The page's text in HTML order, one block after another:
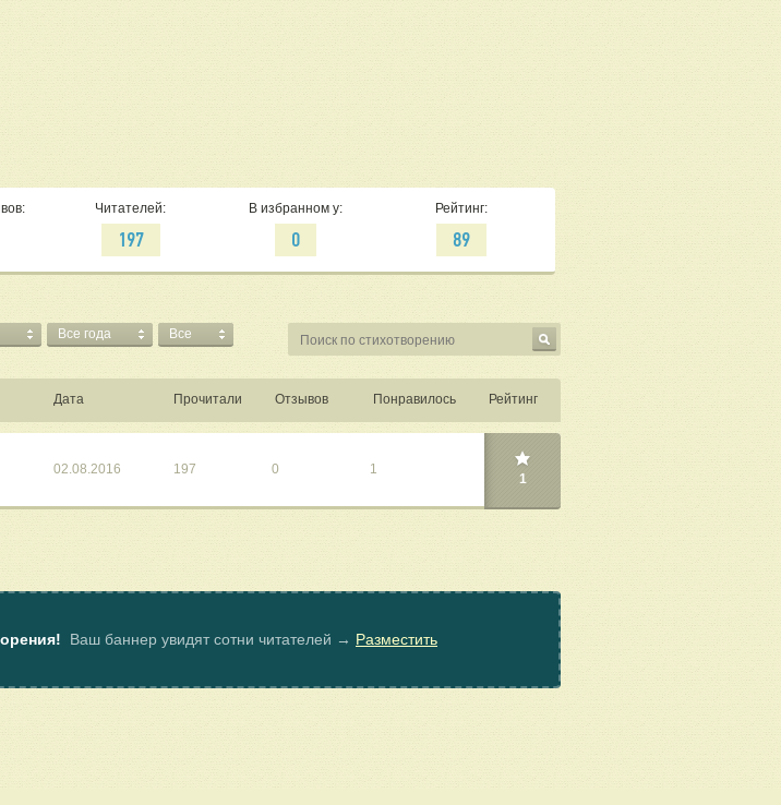
Читателей:
197
В избранном у:
0
Рейтинг:
89
Все года Все
Дата Прочитали Отзывов Понравилось Рейтинг
02.08.2016 197 0 1
1
Ваш баннер увидят сотни читателей → Разместить